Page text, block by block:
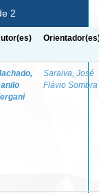
2
Saraiva, José
Flávio Sombra